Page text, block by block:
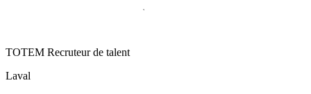
TOTEM Recruteur de talent
Laval